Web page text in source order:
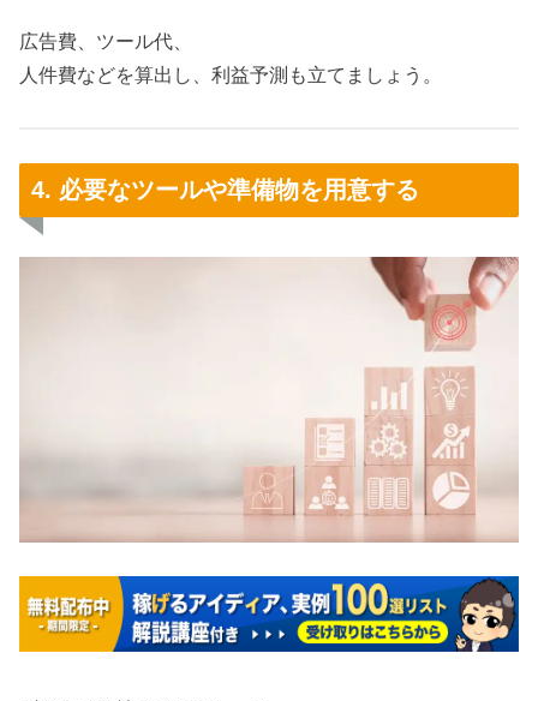
広告費、ツール代、
人件費などを算出し、利益予測も立てましょう。
4. 必要なツールや準備物を用意する